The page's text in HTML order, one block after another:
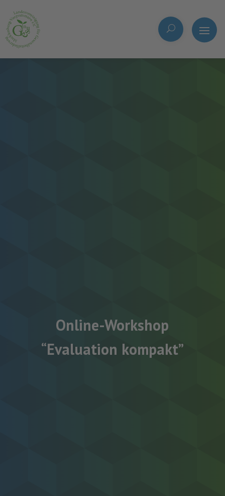
Online-Workshop
“Evaluation kompakt”